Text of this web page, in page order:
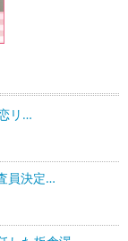
リ…
員決定…